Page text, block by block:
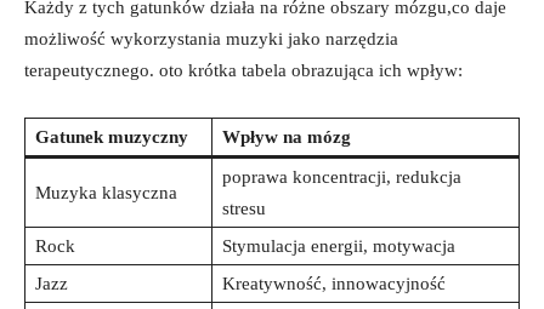
Każdy z tych gatunków działa na różne obszary mózgu,co daje
możliwość wykorzystania muzyki jako narzędzia
terapeutycznego. oto krótka tabela obrazująca ich wpływ:
Gatunek muzyczny Wpływ na mózg
Muzyka klasyczna
poprawa koncentracji, redukcja
stresu
Rock
Stymulacja energii, motywacja
Jazz
Kreatywność, innowacyjność